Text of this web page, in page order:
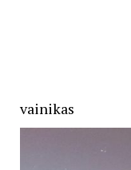
vainikas